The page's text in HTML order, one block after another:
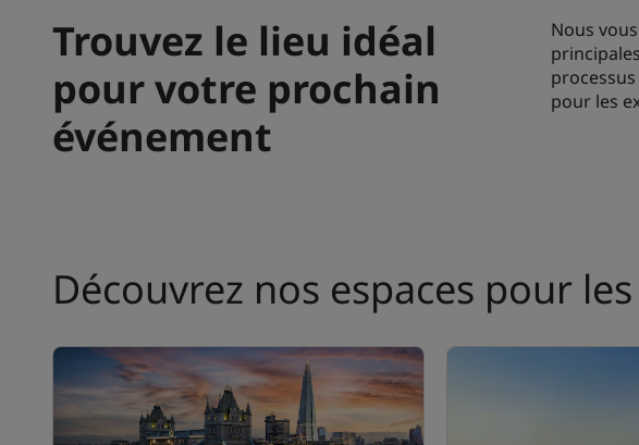
Trouvez le lieu idéal
pour votre prochain
événement
Nous
pour les
Découvrez nos espaces pour